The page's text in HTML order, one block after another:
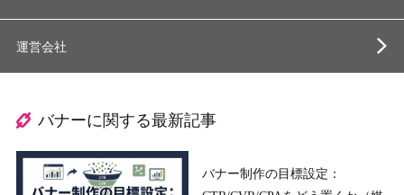
運営会社
バナーに関する最新記事
バナー制作の目標設定：